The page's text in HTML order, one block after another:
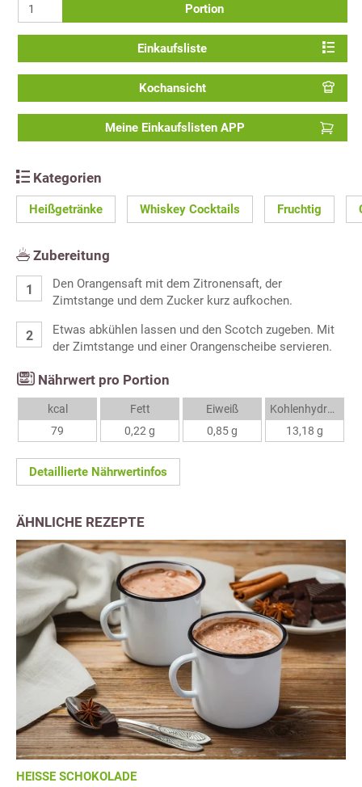
Portion
Einkaufsliste
Kochansicht
Meine Einkaufslisten APP
Kategorien
Heißgetränke Whiskey Cocktails Fruchtig
Zubereitung
Den Orangensaft mit dem Zitronensaft, der
Zimtstange und dem Zucker kurz aufkochen.
Etwas abkühlen lassen und den Scotch zugeben. Mit
der Zimtstange und einer Orangenscheibe servieren.
Nährwert pro Portion
kcal
79
Fett
0,22 g
Eiweiß
0,85 g
Kohlenhydrate
13,18 g
Detaillierte Nährwertinfos
ÄHNLICHE REZEPTE
HEISSE SCHOKOLADE